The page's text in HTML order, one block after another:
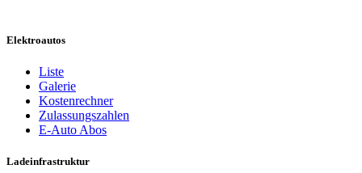
Elektroautos
Liste
Galerie
Kostenrechner
Zulassungszahlen
E-Auto Abos
Ladeinfrastruktur